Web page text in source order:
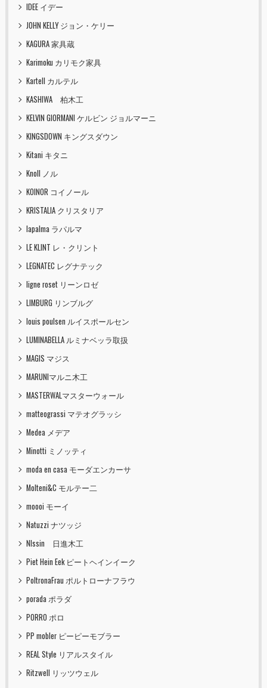
IDEE イデー
JOHN KELLY ジョン・ケリー
KAGURA 家具蔵
Karimoku カリモク家具
Kartell カルテル
KASHIWA 柏木工
KELVIN GIORMANI ケルビン ジョルマーニ
KINGSDOWN キングスダウン
Kitani キタニ
Knoll ノル
KOINOR コイノール
KRISTALIA クリスタリア
lapalma ラパルマ
LE KLINT レ・クリント
LEGNATEC レグナテック
ligne roset リーンロゼ
LIMBURG リンブルグ
louis poulsen ルイスポールセン
LUMINABELLA ルミナベッラ取扱
MAGIS マジス
MARUNIマルニ木工
MASTERWALマスターウォール
matteograssi マテオグラッシ
Medea メデア
Minotti ミノッティ
moda en casa モーダエンカーサ
Molteni&C モルテー二
moooi モーイ
Natuzzi ナツッジ
NIssin 日進木工
Piet Hein Eek ピートヘインイーク
PoltronaFrau ポルトローナフラウ
porada ポラダ
PORRO ポロ
PP mobler ピーピーモブラー
REAL Style リアルスタイル
Ritzwell リッツウェル